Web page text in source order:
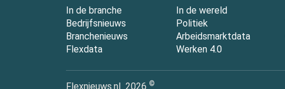
In de branche
Bedrijfsnieuws
Branchenieuws
Flexdata
In de wereld
Politiek
Arbeidsmarktdata
Werken 4.0
Flexnieuws.nl 2026 ©